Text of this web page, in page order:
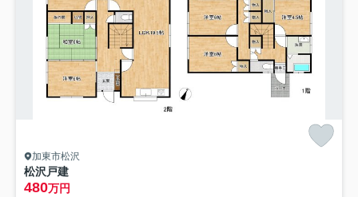
加東市松沢
松沢戸建
480万円